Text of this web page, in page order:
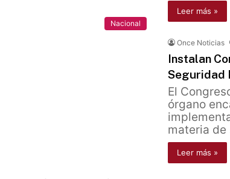
Leer más »
Nacional
Once Noticias
Instalan
Seguridad
El
órgano
materia de
Leer más »